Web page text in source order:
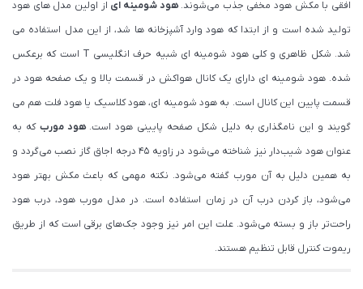
افقی با مکش هود مخفی جذب می‌شوند.هود شومینه ای از اولین مدل های هود
تولید شده است و از ابتدا که هود وارد آشپزخانه ها شد، از این مدل استفاده می
شد. شکل ظاهری و کلی هود شومینه ای شبیه حرف انگلیسی T است که برعکس
شده. هود شومینه ای دارای یک کانال هواکش در قسمت بالا و یک صفحه هود در
قسمت پایین این کانال است. به هود شومینه ای، هود کلاسیک یا هود فلت هم می
گویند و این نامگذاری به دلیل شکل صفحه پایینی هود است.هود مورب که به
عنوان هود شیب‌دار نیز شناخته می‌شود در زاویه ۴۵ درجه اجاق گاز نصب می‌گردد و
به همین دلیل به آن مورب گفته می‌شود. نکته مهمی که باعث مکش بهتر هود
می‌شود، باز کردن درب آن در زمان استفاده است. در مدل مورب هود، درب هود
راحت‌تر باز و بسته می‌شود. علت این امر نیز وجود جک‌های برقی است که از طریق
ریموت کنترل قابل تنظیم هستند.